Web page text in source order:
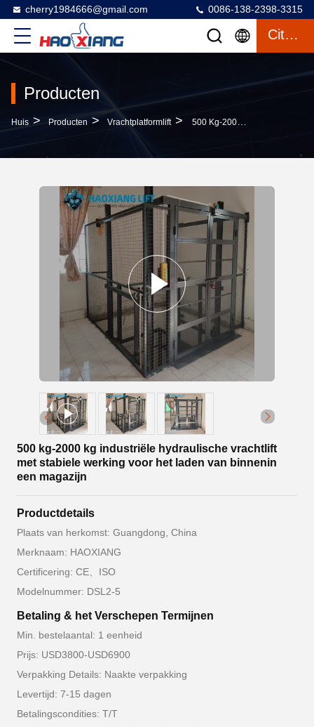
cherry1984666@gmail.com 0086-138-2398-3315
Citaat
Producten
Huis > Producten > Vrachtplatformlift > 500 Kg-2000 Kg Industriële Hydraulische Vrachtlift Met Stabiele Werking Voor Het Laden Van Binnenin Een Magazijn
500 kg-2000 kg industriële hydraulische vrachtlift
met stabiele werking voor het laden van binnenin
een magazijn
Productdetails
Plaats van herkomst: Guangdong, China
Merknaam: HAOXIANG
Certificering: CE、ISO
Modelnummer: DSL2-5
Betaling & het Verschepen Termijnen
Min. bestelaantal: 1 eenheid
Prijs: USD3800-USD6900
Verpakking Details: Naakte verpakking
Levertijd: 7-15 dagen
Betalingscondities: T/T